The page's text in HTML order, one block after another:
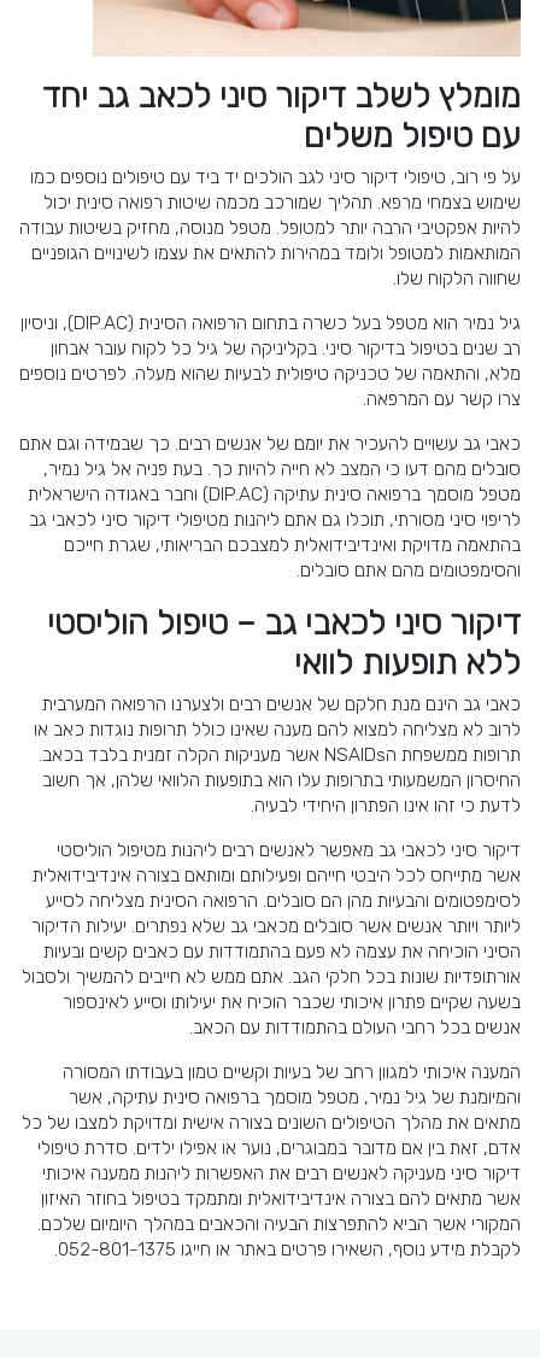
מומלץ לשלב דיקור סיני לכאב גב יחד
עם טיפול משלים
על פי רוב, טיפולי דיקור סיני לגב הולכים יד ביד עם טיפולים נוספים כמו
שימוש בצמחי מרפא. תהליך שמורכב מכמה שיטות רפואה סינית יכול
להיות אפקטיבי הרבה יותר למטופל. מטפל מנוסה, מחזיק בשיטות עבודה
המותאמות למטופל ולומד במהירות להתאים את עצמו לשינויים הגופניים
שחווה הלקוח שלו.
גיל נמיר הוא מטפל בעל כשרה בתחום הרפואה הסינית (DIP.AC), וניסיון
רב שנים בטיפול בדיקור סיני. בקליניקה של גיל כל לקוח עובר אבחון
מלא, והתאמה של טכניקה טיפולית לבעיות שהוא מעלה. לפרטים נוספים
צרו קשר עם המרפאה.
כאבי גב עשויים להעכיר את יומם של אנשים רבים. כך שבמידה וגם אתם
סובלים מהם דעו כי המצב לא חייה להיות כך. בעת פניה אל גיל נמיר,
מטפל מוסמך ברפואה סינית עתיקה (DIP.AC) וחבר באגודה הישראלית
לריפוי סיני מסורתי, תוכלו גם אתם ליהנות מטיפולי דיקור סיני לכאבי גב
בהתאמה מדויקת ואינדיבידואלית למצבכם הבריאותי, שגרת חייכם
והסימפטומים מהם אתם סובלים.
דיקור סיני לכאבי גב – טיפול הוליסטי
ללא תופעות לוואי
כאבי גב הינם מנת חלקם של אנשים רבים ולצערנו הרפואה המערבית
לרוב לא מצליחה למצוא להם מענה שאינו כולל תרופות נוגדות כאב או
תרופות ממשפחת הNSAIDs אשר מעניקות הקלה זמנית בלבד בכאב.
החיסרון המשמעותי בתרופות עלו הוא בתופעות הלוואי שלהן, אך חשוב
לדעת כי זהו אינו הפתרון היחידי לבעיה.
דיקור סיני לכאבי גב מאפשר לאנשים רבים ליהנות מטיפול הוליסטי
אשר מתייחס לכל היבטי חייהם ופעילותם ומותאם בצורה אינדיבידואלית
לסימפטומים והבעיות מהן הם סובלים. הרפואה הסינית מצליחה לסייע
ליותר ויותר אנשים אשר סובלים מכאבי גב שלא נפתרים. יעילות הדיקור
הסיני הוכיחה את עצמה לא פעם בהתמודדות עם כאבים קשים ובעיות
אורתופדיות שונות בכל חלקי הגב. אתם ממש לא חייבים להמשיך ולסבול
בשעה שקיים פתרון איכותי שכבר הוכיח את יעילותו וסייע לאינספור
אנשים בכל רחבי העולם בהתמודדות עם הכאב.
המענה איכותי למגוון רחב של בעיות וקשיים טמון בעבודתו המסורה
והמיומנת של גיל נמיר, מטפל מוסמך ברפואה סינית עתיקה, אשר
מתאים את מהלך הטיפולים השונים בצורה אישית ומדויקת למצבו של כל
אדם, זאת בין אם מדובר במבוגרים, נוער או אפילו ילדים. סדרת טיפולי
דיקור סיני מעניקה לאנשים רבים את האפשרות ליהנות ממענה איכותי
אשר מתאים להם בצורה אינדיבידואלית ומתמקד בטיפול בחוזר האיזון
המקורי אשר הביא להתפרצות הבעיה והכאבים במהלך היומיום שלכם.
לקבלת מידע נוסף, השאירו פרטים באתר או חייגו 052-801-1375.